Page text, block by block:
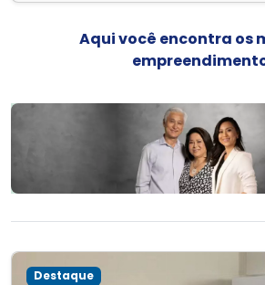
Aqui você encontra os
Destaque